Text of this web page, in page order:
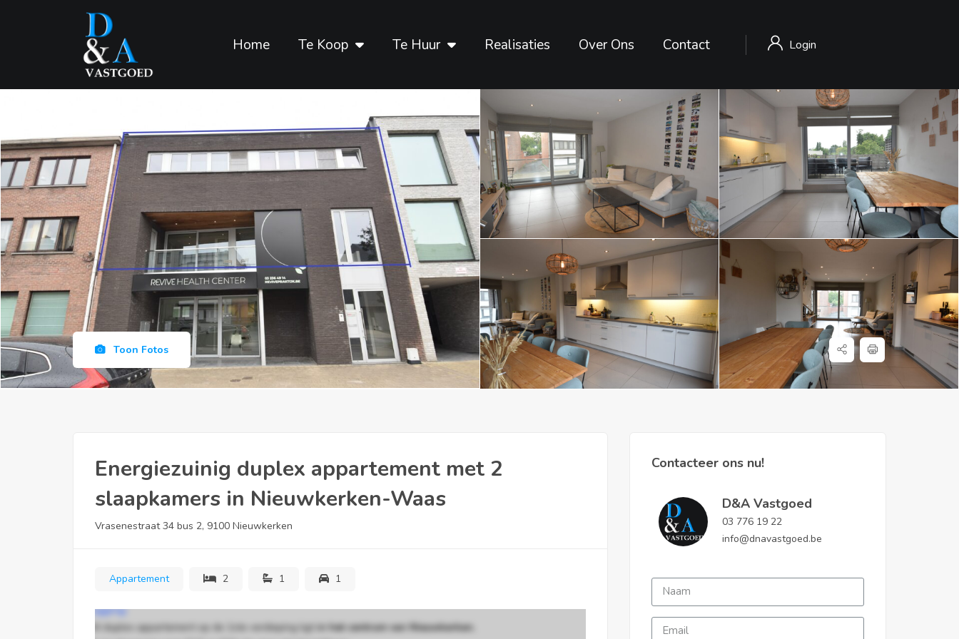
Home Te Koop Te Huur Realisaties Over Ons Contact Login
Toon Fotos
Energiezuinig duplex appartement met 2
slaapkamers in Nieuwkerken-Waas
Vrasenestraat 34 bus 2, 9100 Nieuwkerken
Appartement 2 1 1
Ligging:
Dit duplex appartement op de 1ste verdieping ligt in het centrum van Nieuwkerken
Contacteer ons nu!
D&A Vastgoed
03 776 19 22
info@dnavastgoed.be